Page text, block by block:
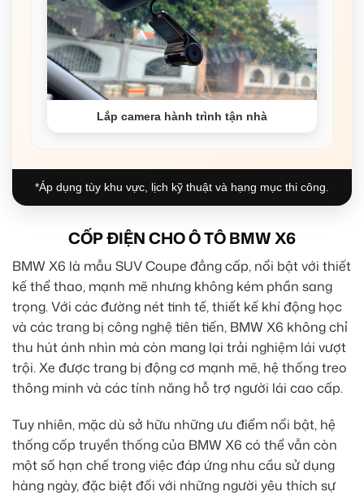
Lắp camera hành trình tận nhà
*Áp dụng tùy khu vực, lịch kỹ thuật và hạng mục thi công.
CỐP ĐIỆN CHO Ô TÔ BMW X6
BMW X6 là mẫu SUV Coupe đẳng cấp, nổi bật với thiết
kế thể thao, mạnh mẽ nhưng không kém phần sang
trọng. Với các đường nét tinh tế, thiết kế khí động học
và các trang bị công nghệ tiên tiến, BMW X6 không chỉ
thu hút ánh nhìn mà còn mang lại trải nghiệm lái vượt
trội. Xe được trang bị động cơ mạnh mẽ, hệ thống treo
thông minh và các tính năng hỗ trợ người lái cao cấp.
Tuy nhiên, mặc dù sở hữu những ưu điểm nổi bật, hệ
thống cốp truyền thống của BMW X6 có thể vẫn còn
một số hạn chế trong việc đáp ứng nhu cầu sử dụng
hàng ngày, đặc biệt đối với những người yêu thích sự